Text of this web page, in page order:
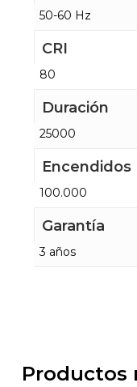
50-60 Hz
CRI
80
Duración
25000
Encendidos
100.000
Garantía
3 años
Productos